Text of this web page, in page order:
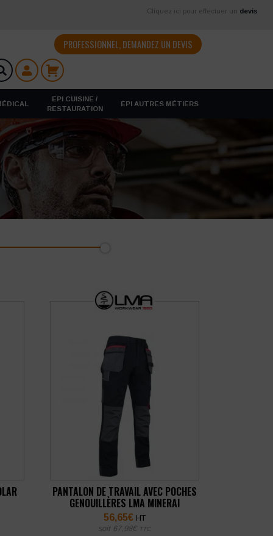
Cliquez ici pour effectuer un devis
PROFESSIONNEL, DEMANDEZ UN DEVIS
EPI CUISINE /
RESTAURATION
EPI AUTRES MÉTIERS
PANTALON DE TRAVAIL AVEC POCHES
GENOUILLÈRES LMA MINERAI
56,65€ HT
soit 67,98€ TTC